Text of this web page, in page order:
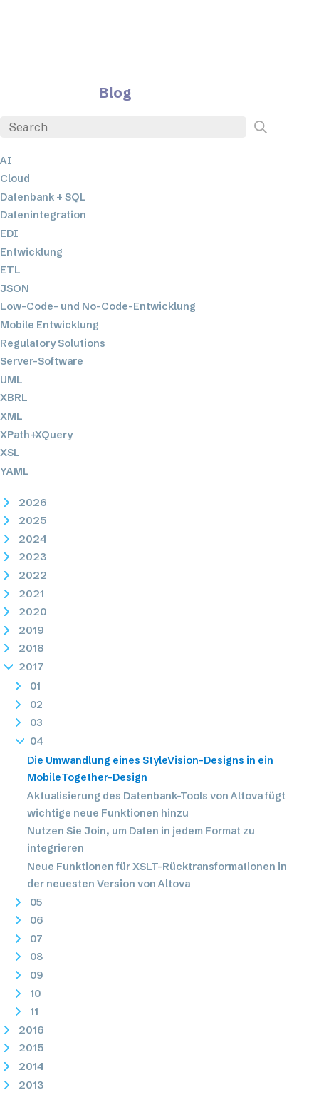
Blog
AI
Cloud
Datenbank + SQL
Datenintegration
EDI
Entwicklung
ETL
JSON
Low-Code- und No-Code-Entwicklung
Mobile Entwicklung
Regulatory Solutions
Server-Software
UML
XBRL
XML
XPath+XQuery
XSL
YAML
2026
2025
2024
2023
2022
2021
2020
2019
2018
2017
01
02
03
04
Die Umwandlung eines StyleVision-Designs in ein
MobileTogether-Design
Aktualisierung des Datenbank-Tools von Altova fügt
wichtige neue Funktionen hinzu
Nutzen Sie Join, um Daten in jedem Format zu
integrieren
Neue Funktionen für XSLT-Rücktransformationen in
der neuesten Version von Altova
05
06
07
08
09
10
11
2016
2015
2014
2013